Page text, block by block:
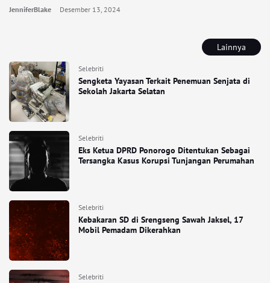
Lainnya
Selebriti
Sengketa Yayasan Terkait Penemuan Senjata di
Sekolah Jakarta Selatan
Selebriti
Eks Ketua DPRD Ponorogo Ditentukan Sebagai
Tersangka Kasus Korupsi Tunjangan Perumahan
Selebriti
Kebakaran SD di Srengseng Sawah Jaksel, 17
Mobil Pemadam Dikerahkan
Selebriti
JenniferBlake Desember 13, 2024